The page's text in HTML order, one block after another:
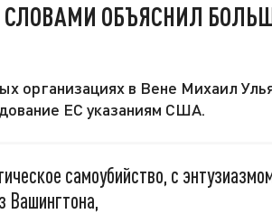
ОБЪЯСНИЛ
организациях в Вене Михаил
ЕС указаниям США.
самоубийство, с
Вашингтона,